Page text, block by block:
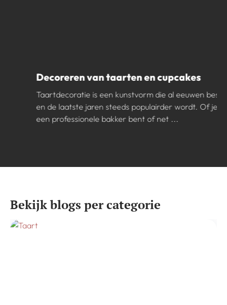
Decoreren van taarten en cupcakes
Taartdecoratie is een kunstvorm die al eeuwen bestaat
en de laatste jaren steeds populairder wordt. Of je nu
een professionele bakker bent of net ...
Bekijk blogs per categorie